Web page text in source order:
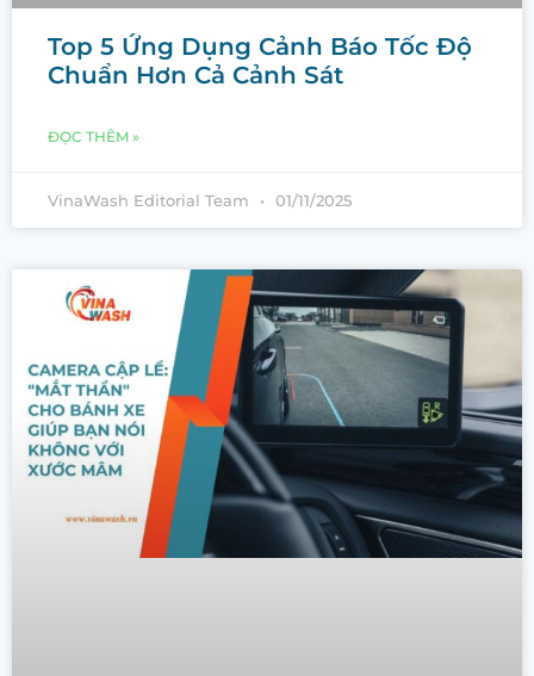
Top 5 Ứng Dụng Cảnh Báo Tốc Độ
Chuẩn Hơn Cả Cảnh Sát
ĐỌC THÊM »
VinaWash Editorial Team 01/11/2025